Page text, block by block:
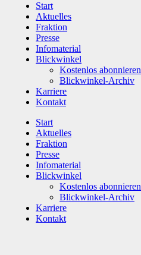
Start
Aktuelles
Fraktion
Presse
Infomaterial
Blickwinkel
Kostenlos abonnieren
Blickwinkel-Archiv
Karriere
Kontakt
Start
Aktuelles
Fraktion
Presse
Infomaterial
Blickwinkel
Kostenlos abonnieren
Blickwinkel-Archiv
Karriere
Kontakt